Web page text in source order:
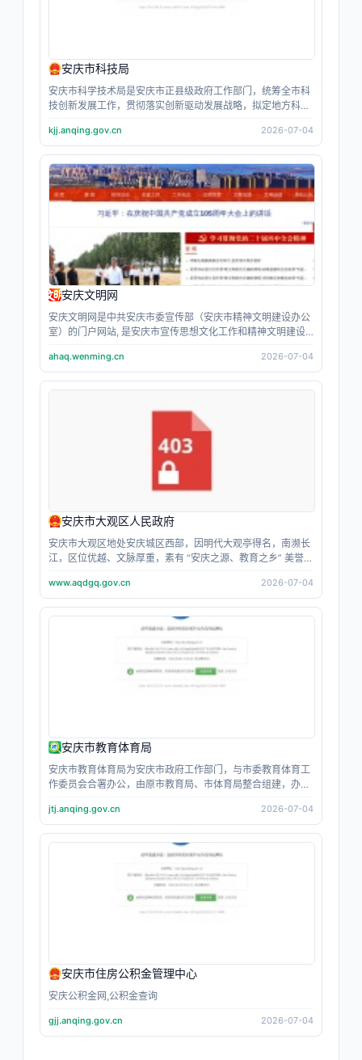
安庆市科技局
安庆市科学技术局是安庆市正县级政府工作部门，统筹全市科
技创新发展工作，贯彻落实创新驱动发展战略，拟定地方科技
培育、科技项目申报立项、科研经费监管、重点实验室与孵化
器等科创平台建设，牵头推进产学研深度合作，促进高校院所
科技成果本地转化落地安庆市科技局。同时统筹农业农村、民
生领域科技攻关，开展科技招商、对外创新交流、科研诚信与
科技安全管理，通过政策扶持、项目赋能、平台搭建，不断完
善区域创新体系，培育科技型市场主体，助力全市产业转型升
级与创新型城市建设，为安庆经济高质量发展提供科技支撑。
kjj.anqing.gov.cn 2026-07-04
安庆文明网
安庆文明网是中共安庆市委宣传部（安庆市精神文明建设办公
室）的门户网站, 是安庆市宣传思想文化工作和精神文明建设
ahaq.wenming.cn 2026-07-04
安庆市大观区人民政府
安庆市大观区地处安庆城区西部，因明代大观亭得名，南濒长
江，区位优越、文脉厚重，素有 “安庆之源、教育之乡” 美誉安
约 21 万，下辖 7 个街道、2 个乡镇，是安庆重要的文教、商
贸与工业集聚区，驻有安庆师范大学、安庆石化等众多院校与
大型企业安庆市大观区人民政府。区政府依法履行区域经济发
展、城市更新、民生保障、营商环境优化、乡村振兴、文旅保
护、安全生产等行政管理职能，依托大观经济开发区重点发展
新材料、现代物流、智能制造等产业，深挖独秀园、大观亭等
历史文旅资源，持续完善政务服务体系，全力建设宜居宜业、
文旅兴盛的现代化滨江城区。
www.aqdgq.gov.cn 2026-07-04
安庆市教育体育局
安庆市教育体育局为安庆市政府工作部门，与市委教育体育工
作委员会合署办公，由原市教育局、市体育局整合组建，办公
前、基础、职业、民办教育发展，负责招生考试、师资建设、
教育督导、校园安全、学生资助等管理工作，同时统筹群众体
育、竞技赛事、公共体育设施建设、体教融合等体育事务。部
门下设多个职能科室，依托官方政务平台发布政策公告、教研
资源与赛事通知，通过集团化办学、城乡教育共同体推进教育
优质均衡，大力完善公共体育服务体系，全力推进教育名城、
体育强市建设，办好人民满意的教育与体育民生事业。
jtj.anqing.gov.cn 2026-07-04
安庆市住房公积金管理中心
安庆公积金网,公积金查询
gjj.anqing.gov.cn 2026-07-04